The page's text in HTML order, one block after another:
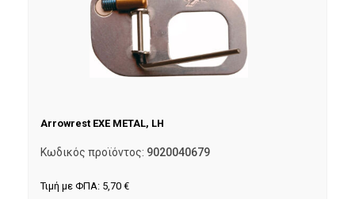
Arrowrest EXE METAL, LH
Κωδικός προϊόντος: 9020040679
Τιμή με ΦΠΑ: 5,70 €